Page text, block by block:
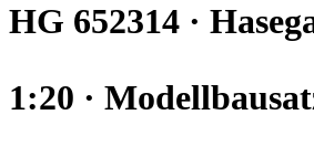
HG 652314 ·
1:20 ·